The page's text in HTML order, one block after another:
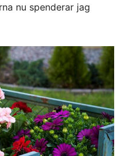
nu spenderar jag